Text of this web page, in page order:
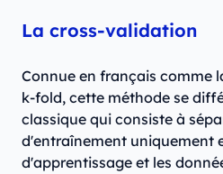
La cross-validation
Connue en français comme
k-fold, cette méthode se
classique qui consiste à
d'entraînement uniquement
d'apprentissage et les